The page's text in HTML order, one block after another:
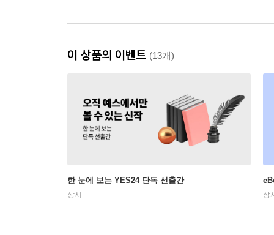
이 상품의 이벤트 (13개)
한 눈에 보는 YES24 단독 선출간
상시 상